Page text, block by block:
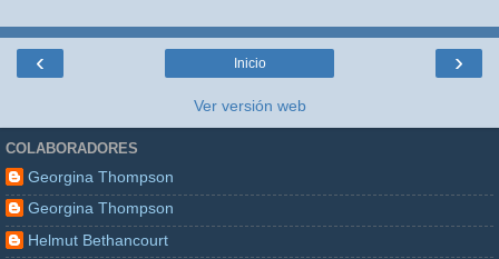
‹ ›
Inicio
Ver versión web
COLABORADORES
Georgina Thompson
Georgina Thompson
Helmut Bethancourt